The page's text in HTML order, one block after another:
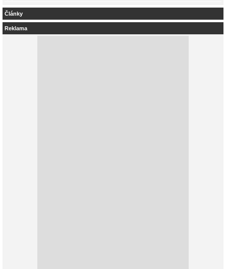
Články
Reklama